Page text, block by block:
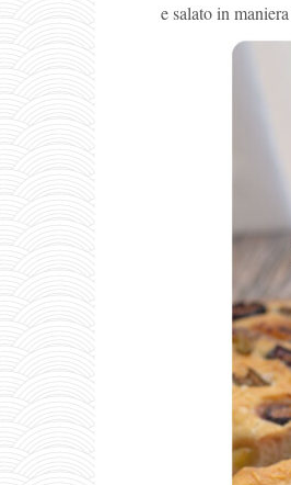
e salato in